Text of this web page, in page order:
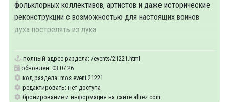
фольклорных коллективов, артистов и даже исторические
реконструкции с возможностью для настоящих воинов
духа пострелять из лука.
полный адрес раздела: /events/21221.html
обновлен: 03.07.26
код раздела: mos.event.21221
редактировать: нет доступа
бронирование и информация на сайте allrez.com